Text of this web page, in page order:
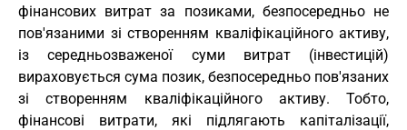
фінансових витрат за позиками, безпосередньо не
пов'язаними зі створенням кваліфікаційного активу,
із середньозваженої суми витрат (інвестицій)
вираховується сума позик, безпосередньо пов'язаних
зі створенням кваліфікаційного активу. Тобто,
фінансові витрати, які підлягають капіталізації,